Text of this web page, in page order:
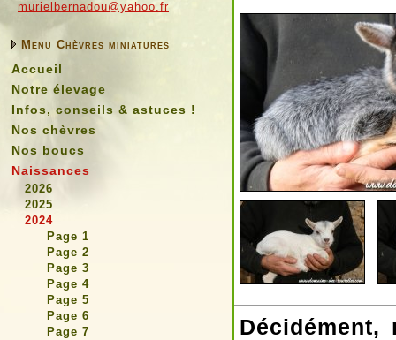
murielbernadou@yahoo.fr
Menu Chèvres miniatures
Accueil
Notre élevage
Infos, conseils & astuces !
Nos chèvres
Nos boucs
Naissances
2026
2025
2024
Page 1
Page 2
Page 3
Page 4
Page 5
Page 6
Page 7